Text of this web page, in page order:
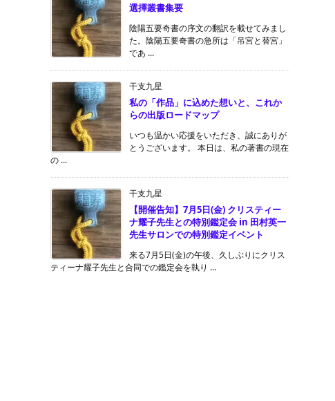
選擇叢書集要
陰陽五要奇書の序文の翻訳を載せてみまし
た。陰陽五要奇書の急所は「吊宮と替宮」
であ ...
干支九星
私の「作品」に込めた想いと、これか
らの出版ロードマップ
いつも温かい応援をいただき、誠にありが
とうございます。 本日は、私の著書の現在
の ...
干支九星
【開催告知】7月5日(金) クリスティー
ナ耀子先生との特別鑑定会 in 田村英一
先生サロンでの特別鑑定イベント
来る7月5日(金)の午後、久しぶりにクリス
ティーナ耀子先生と合同での鑑定会を執り ...